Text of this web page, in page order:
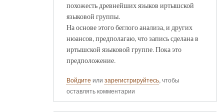
похожесть древнейших языков иртышской
языковой группы.
На основе этого беглого анализа, и других
нюансов, предполагаю, что запись сделана в
иртышской языковой группе. Пока это
предположение.
Войдите или зарегистрируйтесь, чтобы
оставлять комментарии